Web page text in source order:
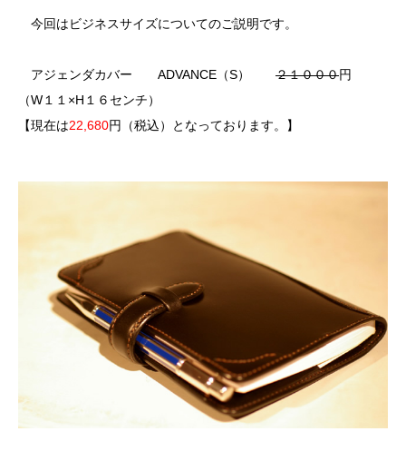
今回はビジネスサイズについてのご説明です。
アジェンダカバー ADVANCE（S） ２１０００円
（W１１×H１６センチ）
【現在は22,680円（税込）となっております。】